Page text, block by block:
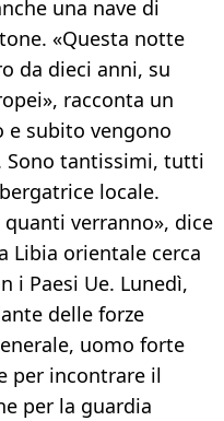
una nave di
«Questa notte
da dieci anni, su
racconta un
e subito vengono
Sono tantissimi, tutti
locale.
verranno», dice
Libia orientale cerca
i Paesi Ue. Lunedì,
delle forze
uomo forte
per incontrare il
per la guardia